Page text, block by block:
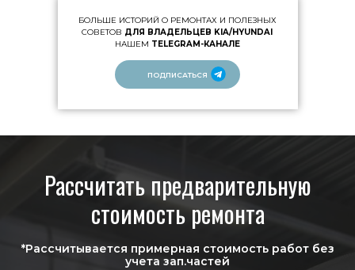
БОЛЬШЕ ИСТОРИЙ О РЕМОНТАХ И ПОЛЕЗНЫХ
СОВЕТОВ ДЛЯ ВЛАДЕЛЬЦЕВ KIA/HYUNDAI
НАШЕМ TELEGRAM-КАНАЛЕ
ПОДПИСАТЬСЯ
Рассчитать предварительную
стоимость ремонта
*Рассчитывается примерная стоимость работ без
учета зап.частей